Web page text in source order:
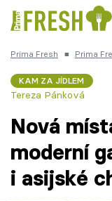
Česká kuchyně
Témata
Prima Fresh ■ Prima
KAM ZA JÍDLEM
Tereza Pánková
Nová
moderní
i asijské